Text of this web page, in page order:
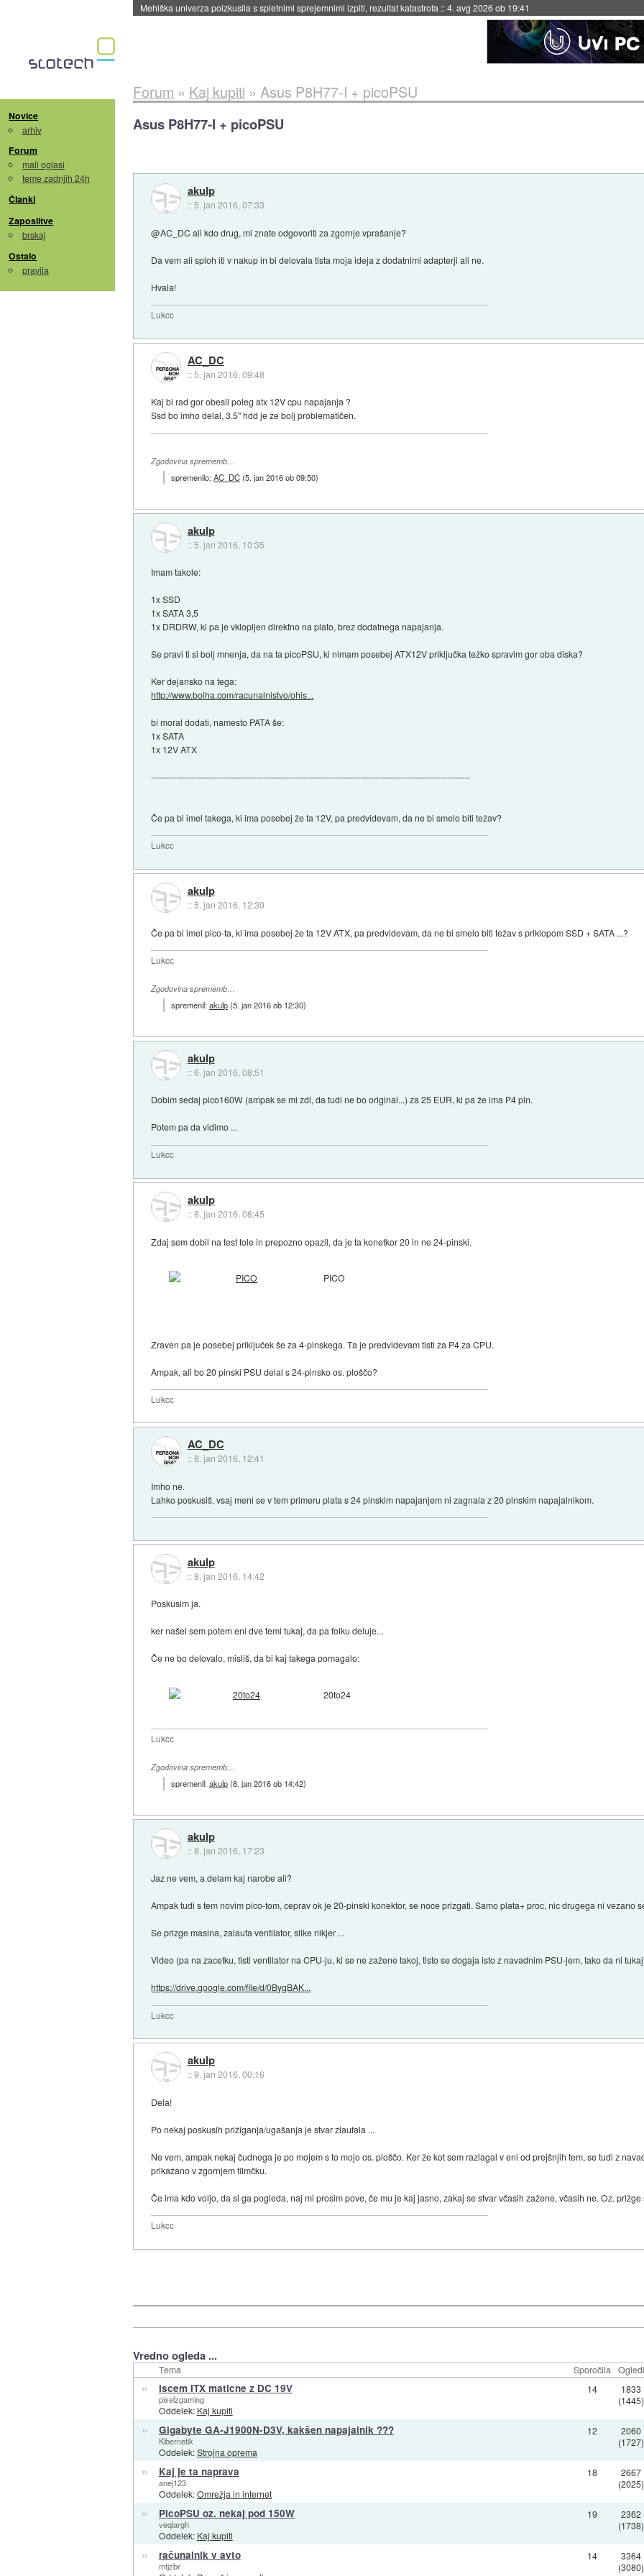
4. avg 2026 ob 19:41
Novice
arhiv
Forum
mali oglasi
teme zadnjih 24h
Članki
Zaposlitve
brskaj
Ostalo
pravila
Forum » Kaj kupiti » Asus P8H77-I + picoPSU
Asus P8H77-I + picoPSU
akulp
:: 5. jan 2016, 07:33
@AC_DC ali kdo drug, mi znate odgovoriti za zgornje vprašanje?
Da vem ali sploh iti v nakup in bi delovala tista moja ideja z dodatnimi adapterji ali ne.
Hvala!
Lukcc
AC_DC
::5. jan 2016, 09:48
Kaj bi rad gor obesil poleg atx 12V cpu napajanja ?
Ssd bo imho delal, 3.5" hdd je že bolj problematičen.
Zgodovina sprememb…
spremenilo:AC_DC(5. jan 2016 ob 09:50)
akulp
:: 5. jan 2016, 10:35
Imam takole:
1x SSD
1x SATA 3,5
1x DRDRW, ki pa je vklopljen direktno na plato, brez dodatnega napajanja.
Se pravi ti si bolj mnenja, da na ta picoPSU, ki nimam posebej ATX12V priključka težko spravim gor oba diska?
Ker dejansko na tega:
http://www.bolha.com/racunalnistvo/ohis...
bi moral dodati, namesto PATA še:
1x SATA
1x 12V ATX
---------------------------------------------------------------------------------------------------------------
Če pa bi imel takega, ki ima posebej že ta 12V, pa predvidevam, da ne bi smelo biti težav?
Lukcc
akulp
::5. jan 2016, 12:30
Če pa bi imel pico-ta, ki ima posebej že ta 12V ATX, pa predvidevam, da ne bi smelo biti težav s priklopom SSD + SATA ...?
Lukcc
Zgodovina sprememb…
spremenil:akulp(5. jan 2016 ob 12:30)
akulp
::6. jan 2016, 08:51
Dobim sedaj pico160W (ampak se mi zdi, da tudi ne bo original...) za 25 EUR, ki pa že ima P4 pin.
Potem pa da vidimo ...
Lukcc
akulp
::8. jan 2016, 08:45
Zdaj sem dobil na test tole in prepozno opazil, da je ta konetkor 20 in ne 24-pinski.
PICO
Zraven pa je posebej priključek še za 4-pinskega. Ta je predvidevam tisti za P4 za CPU.
Ampak, ali bo 20 pinski PSU delal s 24-pinsko os. ploščo?
Lukcc
AC_DC
::8. jan 2016, 12:41
Imho ne.
Lahko poskusiš, vsaj meni se v tem primeru plata s 24 pinskim napajanjem ni zagnala z 20 pinskim napajalnikom.
akulp
::8. jan 2016, 14:42
Poskusim ja.
ker našel sem potem eni dve temi tukaj, da pa folku deluje...
Če ne bo delovalo, misliš, da bi kaj takega pomagalo:
20to24
Lukcc
Zgodovina sprememb…
spremenil:akulp(8. jan 2016 ob 14:42)
akulp
::8. jan 2016, 17:23
Jaz ne vem, a delam kaj narobe ali?
Ampak tudi s tem novim pico-tom, ceprav ok je 20-pinski konektor, se noce prizgati. Samo plata+ proc, nic drugega ni vezano
Se prizge masina, zalaufa ventilator, slike nikjer ...
Video (pa na zacetku, tisti ventilator na CPU-ju, ki se ne zažene takoj, tisto se dogaja isto z navadnim PSU-jem, tako da ni
https://drive.google.com/file/d/0BygBAK...
Lukcc
akulp
::9. jan 2016, 00:16
Dela!
Po nekaj poskusih prižiganja/ugašanja je stvar zlaufala ...
Ne vem, ampak nekaj čudnega je po mojem s to mojo os. ploščo. Ker že kot sem razlagal v eni od prejšnjih tem, se tudi z
prikažano v zgornjem filmčku.
Če ima kdo voljo, da si ga pogleda, naj mi prosim pove, če mu je kaj jasno, zakaj se stvar včasih zažene, včasih ne. Oz.
Lukcc
Vredno ogleda ...
Tema Sporočila Ogledi
» Iscem ITX maticne z DC 19V
pixelzgaming
Oddelek: Kaj kupiti
14
1833
(1445)
» Gigabyte GA-J1900N-D3V, kakšen napajalnik ???
Kibernetik
Oddelek:Strojna oprema
12
2060
(1727)
» Kaj je ta naprava
anej123
Oddelek:Omrežja in internet
18
2667
(2025)
» PicoPSU oz. nekaj pod 150W
veqlargh
Oddelek: Kaj kupiti
19
2362
(1738)
» računalnik v avto
mtjzbr
14
3364
(3080)